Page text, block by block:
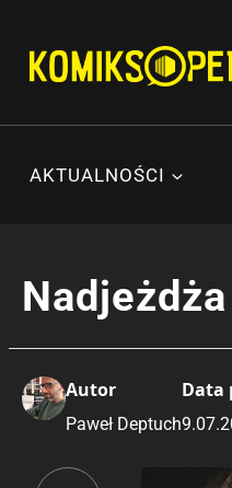
treści
AKTUALNOŚCI
Autor
Paweł Deptuch
Data